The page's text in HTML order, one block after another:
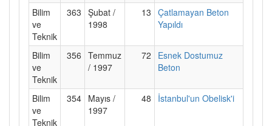
Bilim
ve
Teknik
363 Şubat /
1998
13 Çatlamayan Beton
Yapıldı
Bilim
ve
Teknik
356 Temmuz
/ 1997
72
Esnek Dostumuz
Beton
Bilim
ve
Teknik
354 Mayıs /
1997
48 İstanbul'un Obelisk'i